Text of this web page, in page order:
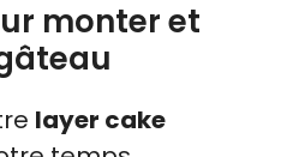
monter et
layer cake